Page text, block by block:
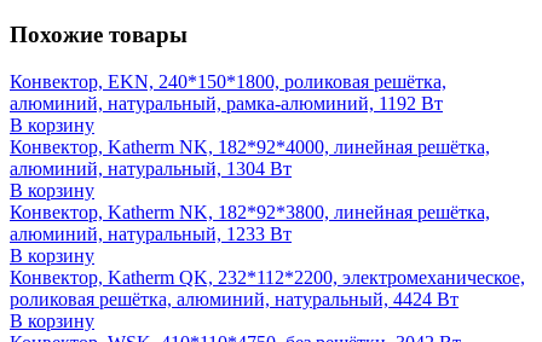
Похожие товары
Конвектор, EKN, 240*150*1800, роликовая решётка,
алюминий, натуральный, рамка-алюминий, 1192 Вт
В корзину
Конвектор, Katherm NK, 182*92*4000, линейная решётка,
алюминий, натуральный, 1304 Вт
В корзину
Конвектор, Katherm NK, 182*92*3800, линейная решётка,
алюминий, натуральный, 1233 Вт
В корзину
Конвектор, Katherm QK, 232*112*2200, электромеханическое,
роликовая решётка, алюминий, натуральный, 4424 Вт
В корзину